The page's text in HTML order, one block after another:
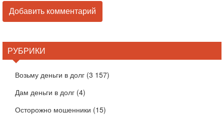
РУБРИКИ
Возьму деньги в долг (3 157)
Дам деньги в долг (4)
Осторожно мошенники (15)